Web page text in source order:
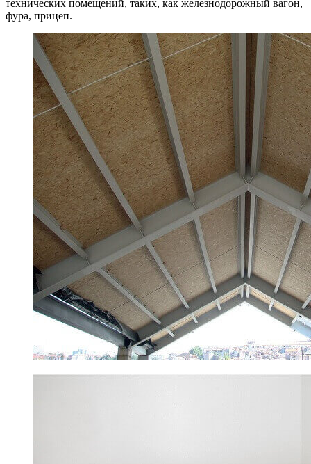
технических помещений, таких, как железнодорожный вагон,
фура, прицеп.